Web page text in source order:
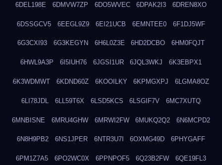
6DEL198E 6DMVW7ZP 6DO5WVEC 6DPAK2I3 6DREN8XO
6DSSGCV5 6EEGL9Z9 6EI21UCB 6EMNTEE0 6F1DJ5WF
6G3CXI93 6G3KEGYN 6H6L0Z3E 6HD2DCBO 6HM0FQJT
6HWL9A3P 6I5IUH76 6JGSI1UR 6JQL3WKJ 6K3EBPX1
6K3WDMWT 6KDND60Z 6KOOILKY 6KPMGXPJ 6LGMA8OZ
6LI78JDL 6LL59T6X 6LSD5KCS 6LSGIF7V 6MC7XUTQ
6MNBISNE 6MRU4GHW 6MRWI2FW 6MUKQ2Q2 6N6MCPD2
6N8H9PB2 6NS1JPER 6NTR3U7I 6OXMG49D 6PHYGAFF
6PM1Z7A5 6PO2WC0X 6PPNPOF5 6Q23B2FW 6QE19FL3